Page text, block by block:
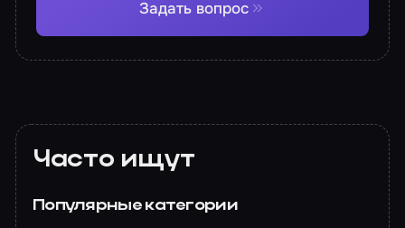
Задать вопрос
Часто ищут
Популярные категории